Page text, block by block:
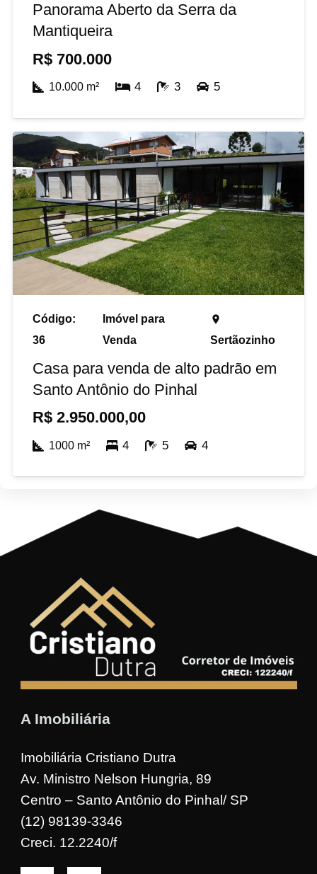
Panorama Aberto da Serra da
Mantiqueira
R$ 700.000
10.000m² 4 3 5
Código:
36
Imóvel para
Venda
place
Sertãozinho
Casa para venda de alto padrão em
Santo Antônio do Pinhal
R$2.950.000,00
1000m² 4 5 4
A Imobiliária
Imobiliária Cristiano Dutra
Av. Ministro Nelson Hungria, 89
Centro – Santo Antônio do Pinhal/ SP
(12) 98139-3346
Creci. 12.2240/f